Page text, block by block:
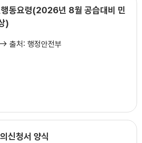
동요령(2026년 8월 공습대비 민
)
GMEDIA://86792--> 출처: 행정안전부
신청서 양식